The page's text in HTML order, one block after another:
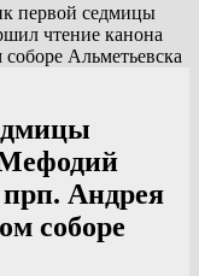
первой седмицы
чтение канона
Альметьевска
Андрея
соборе